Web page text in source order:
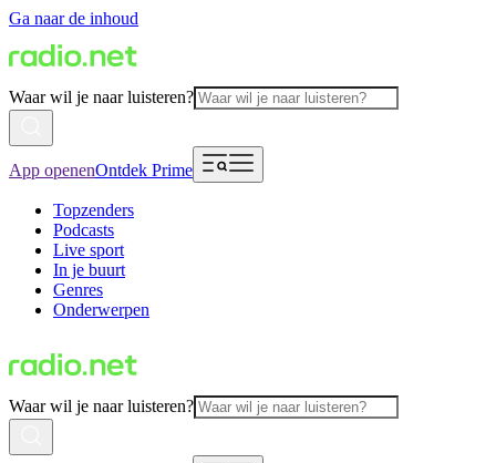
Ga naar de inhoud
Waar wil je naar luisteren?
App openenOntdek Prime
Topzenders
Podcasts
Live sport
In je buurt
Genres
Onderwerpen
Waar wil je naar luisteren?